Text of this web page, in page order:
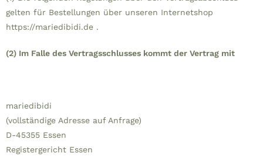
gelten für Bestellungen über unseren Internetshop
https://mariedibidi.de .
(2) Im Falle des Vertragsschlusses kommt der Vertrag mit
mariedibidi
(vollständige Adresse auf Anfrage)
D-45355 Essen
Registergericht Essen